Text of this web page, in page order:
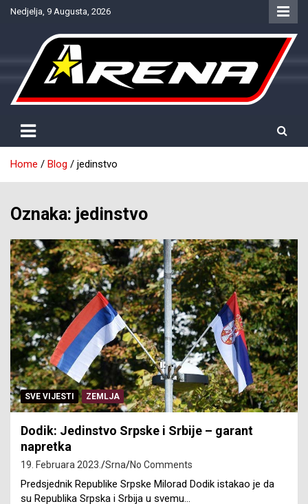
SkipNedjelja, 9 Augusta, 2026
NTV Arena
Home Blog jedinstvo
Oznaka: jedinstvo
SVE VIJESTI ZEMLJA
Dodik: Jedinstvo Srpske i Srbije – garant
napretka
19. Februara 2023. Srna No Comments
Predsjednik Republike Srpske Milorad Dodik istakao je da
su Republika Srpska i Srbija u svemu…